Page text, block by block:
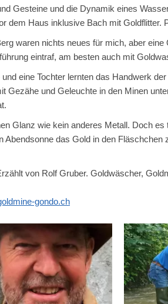
Gesteine und die Dynamik eines
dem Haus inklusive Bach mit Goldflitter.
waren nichts neues für mich, aber
eintraf, am besten auch mit
eine Tochter lernten das Handwerk
Gezähe und Geleuchte in den Minen
Glanz wie kein anderes Metall. Doch
Abendsonne das Gold in den
von Rolf Gruber. Goldwäscher,
gondo.ch